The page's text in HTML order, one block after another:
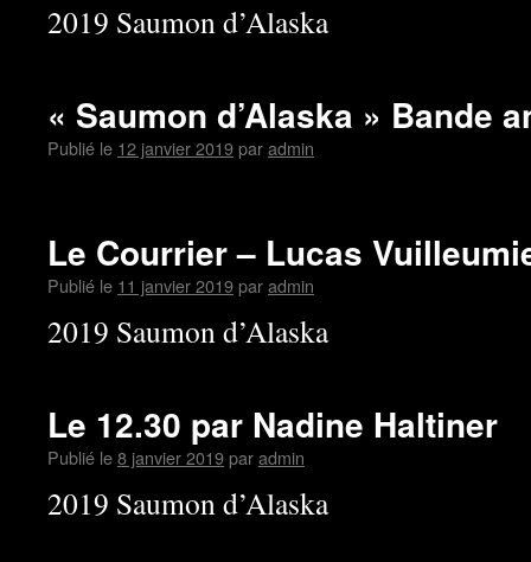
2019 Saumon d’Alaska
« Saumon d’Alaska » Bande
Publié le 12 janvier 2019paradmin
Le Courrier – Lucas
Publié le 11 janvier 2019paradmin
2019 Saumon d’Alaska
Le 12.30 par Nadine Haltiner
Publié le8 janvier 2019paradmin
2019 Saumon d’Alaska